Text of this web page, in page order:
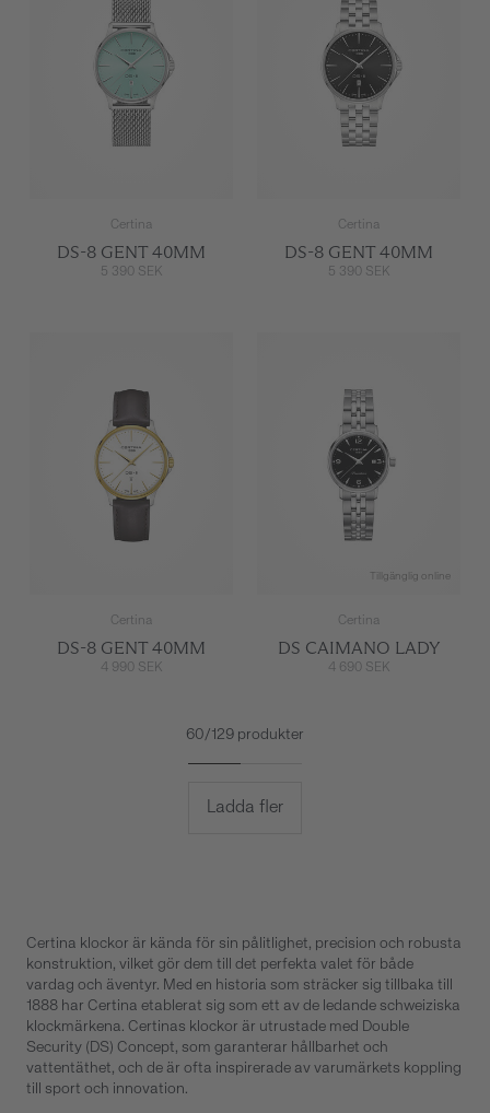
Certina
DS-8 GENT 40MM
5 390 SEK
Certina
DS-8 GENT 40MM
5 390 SEK
Certina
DS-8 GENT 40MM
4 990 SEK
Tillgänglig online
Certina
DS CAIMANO LADY
4 690 SEK
60/129 produkter
Ladda fler
Certina klockor är kända för sin pålitlighet, precision och robusta
konstruktion, vilket gör dem till det perfekta valet för både
vardag och äventyr. Med en historia som sträcker sig tillbaka till
1888 har Certina etablerat sig som ett av de ledande schweiziska
klockmärkena. Certinas klockor är utrustade med Double
Security (DS) Concept, som garanterar hållbarhet och
vattentäthet, och de är ofta inspirerade av varumärkets koppling
till sport och innovation.